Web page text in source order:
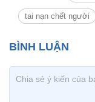
tai nạn chết người